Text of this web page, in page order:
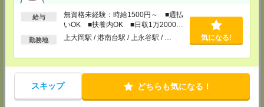
給与
無資格未経験：時給1500円～ ■週払
いOK ■扶養内OK ■日収1万2000円
以上
勤務地 上大岡駅 / 港南台駅 / 上永谷駅 / … 気になる!
スキップ どちらも気になる！
千葉県柏市旭町1-1-17 SNビル5F
担当：受付担当
千葉県千葉市中央区富士見1-1-1 千葉駅前ビル9F
担当：受付担当